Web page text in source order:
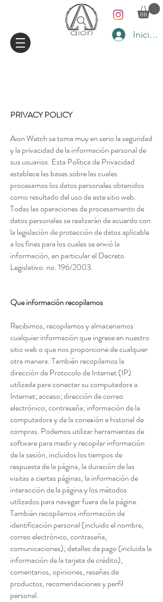
Iniciar
PRIVACY POLICY
Aion Watch se toma muy en serio la seguridad
y la privacidad de la información personal de
sus usuarios. Esta Política de Privacidad
establece las bases sobre las cuales
procesamos los datos personales obtenidos
como resultado del uso de este sitio web.
Todas las operaciones de procesamiento de
datos personales se realizarán de acuerdo con
la legislación de protección de datos aplicable
a los fines para los cuales se envió la
información, en particular el Decreto
Legislativo. no. 196/2003.
Que información recopilamos
Recibimos, recopilamos y almacenamos
cualquier información que ingrese en nuestro
sitio web o que nos proporcione de cualquier
otra manera. También recopilamos la
dirección de Protocolo de Internet (IP)
utilizada para conectar su computadora a
Internet; acceso; dirección de correo
electrónico; contraseña; información de la
computadora y de la conexión e historial de
compras. Podemos utilizar herramientas de
software para medir y recopilar información
de la sesión, incluidos los tiempos de
respuesta de la página, la duración de las
visitas a ciertas páginas, la información de
interacción de la página y los métodos
utilizados para navegar fuera de la página.
También recopilamos información de
identificación personal (incluido el nombre,
correo electrónico, contraseña,
comunicaciones); detalles de pago (incluida la
información de la tarjeta de crédito),
comentarios, opiniones, reseñas de
productos, recomendaciones y perfil
personal.